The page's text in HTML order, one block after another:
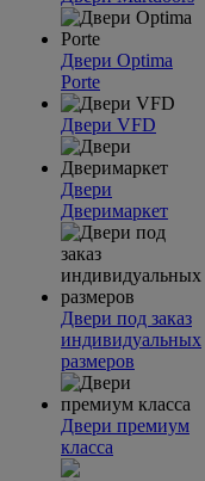
Двери Optima
Porte
Двери VFD
Двери
Дверимаркет
Двери под заказ
индивидуальных
размеров
Двери премиум
класса